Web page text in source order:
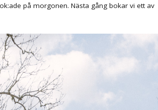
på morgonen. Nästa gång bokar vi ett av